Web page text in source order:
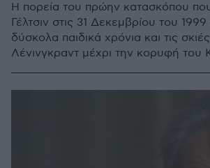
Η πορεία του πρώην κατασκόπου
Γέλτσιν στις 31 Δεκεμβρίου του
δύσκολα παιδικά χρόνια και τις
Λένινγκραντ μέχρι την κορυφή του